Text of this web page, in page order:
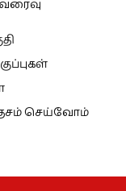
செய்வோம்